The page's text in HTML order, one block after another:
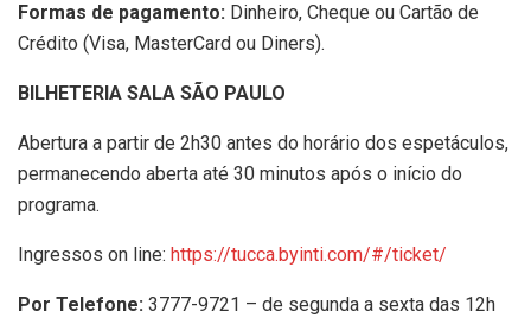
Formas de pagamento: Dinheiro, Cheque ou Cartão de
Crédito (Visa, MasterCard ou Diners).
BILHETERIA SALA SÃO PAULO
Abertura a partir de 2h30 antes do horário dos espetáculos,
permanecendo aberta até 30 minutos após o início do
programa.
Ingressos on line: https://tucca.byinti.com/#/ticket/
Por Telefone: 3777-9721 – de segunda a sexta das 12h